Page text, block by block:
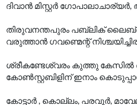
ദിവാൻ മിസ്റ്റർ
തിരുവനന്തപുരം പബ്ലിക്
വരുത്താൻ ഗവണ്മെന്റ്
ശ്രീകണ്ടേശ്വരം കുത്തു കേസിൽ
കോൺസ്റ്റബിളിന് ഇനാം
കോട്ടാർ , കൊല്ലം, പരവൂർ,